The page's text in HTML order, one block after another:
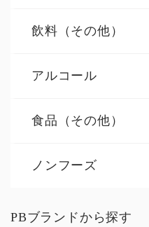
飲料（その他）
アルコール
食品（その他）
ノンフーズ
PBブランドから探す